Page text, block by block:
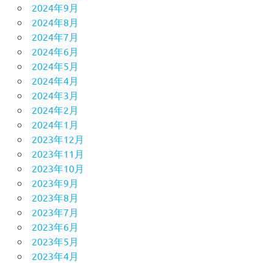
2024年9月
2024年8月
2024年7月
2024年6月
2024年5月
2024年4月
2024年3月
2024年2月
2024年1月
2023年12月
2023年11月
2023年10月
2023年9月
2023年8月
2023年7月
2023年6月
2023年5月
2023年4月